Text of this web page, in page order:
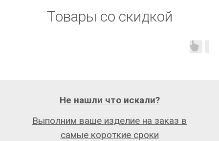
Товары со скидкой
Выполним ваше изделие на заказ в
самые короткие сроки
Не нашли что искали?